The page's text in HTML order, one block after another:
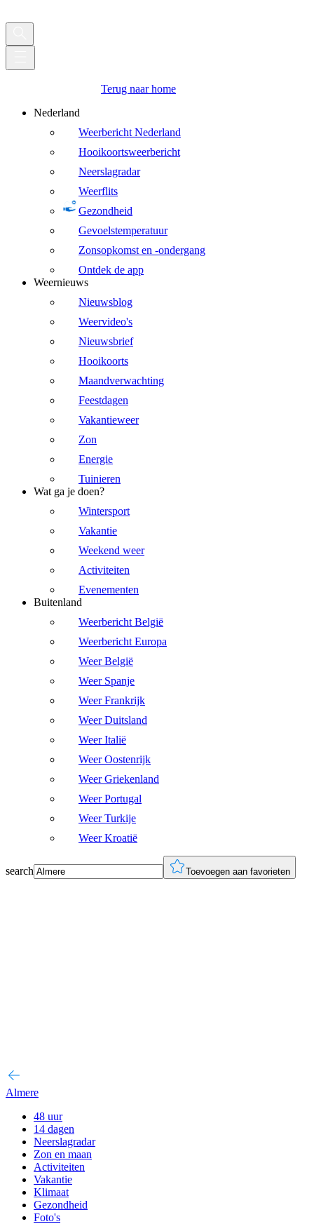
Terug naar home
Nederland
Weerbericht Nederland
Hooikoortsweerbericht
Neerslagradar
Weerflits
Gezondheid
Gevoelstemperatuur
Zonsopkomst en -ondergang
Ontdek de app
Weernieuws
Nieuwsblog
Weervideo's
Nieuwsbrief
Hooikoorts
Maandverwachting
Feestdagen
Vakantieweer
Zon
Energie
Tuinieren
Wat ga je doen?
Wintersport
Vakantie
Weekend weer
Activiteiten
Evenementen
Buitenland
Weerbericht België
Weerbericht Europa
Weer België
Weer Spanje
Weer Frankrijk
Weer Duitsland
Weer Italië
Weer Oostenrijk
Weer Griekenland
Weer Portugal
Weer Turkije
Weer Kroatië
search Toevoegen aan favorieten
Almere
48 uur
14 dagen
Neerslagradar
Zon en maan
Activiteiten
Vakantie
Klimaat
Gezondheid
Foto's